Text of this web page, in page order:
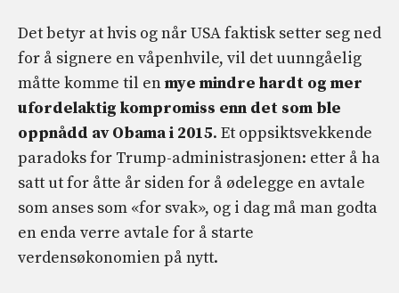
Det betyr at hvis og når USA faktisk setter seg ned
for å signere en våpenhvile, vil det uunngåelig
måtte komme til enmye mindre hardt og mer
ufordelaktig kompromiss enn det som ble
oppnådd av Obama i 2015. Et oppsiktsvekkende
paradoks for Trump-administrasjonen: etter å ha
satt ut for åtte år siden for å ødelegge en avtale
som anses som «for svak», og i dag må man godta
en enda verre avtale for å starte
verdensøkonomien på nytt.